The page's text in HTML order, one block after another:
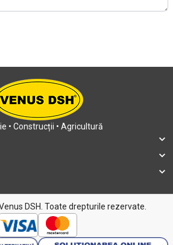
• Construcții • Agricultură
DSH. Toate drepturile rezervate.